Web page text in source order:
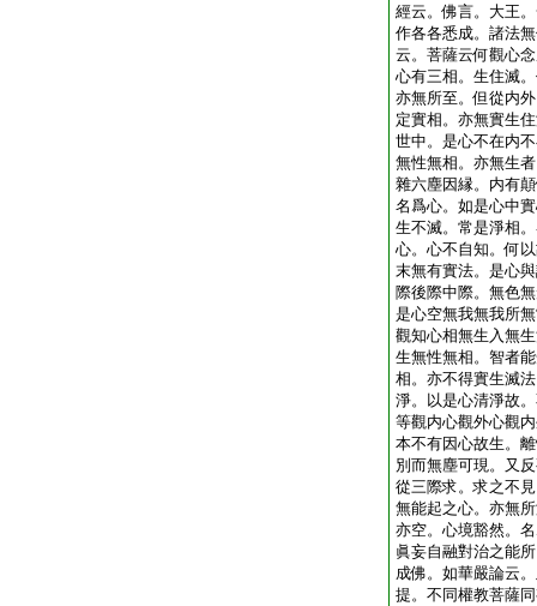
經云。佛言。大王
作各各悉成。諸法
云。菩薩云何觀心
心有三相。生住滅
亦無所至。但從内
定實相。亦無實生
世中。是心不在内
無性無相。亦無生
雜六塵因縁。内有
名爲心。如是心中
生不滅。常是淨相
心。心不自知。何
末無有實法。是心
際後際中際。無色
是心空無我無我所
觀知心相無生入無
生無性無相。智者
相。亦不得實生滅
淨。以是心清淨故
等觀内心觀外心觀
本不有因心故生。
別而無塵可現。又
從三際求。求之不
無能起之心。亦無
亦空。心境豁然。
眞妄自融對治之能
成佛。如華嚴論云
提。不同權教菩薩